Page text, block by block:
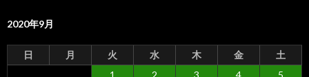
2020年9月
日 月 火 水 木 金 土